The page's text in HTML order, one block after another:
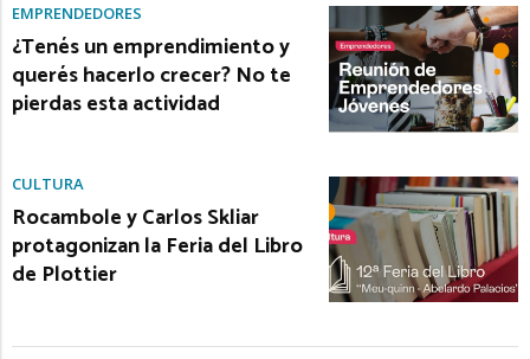
EMPRENDEDORES
¿Tenés un emprendimiento y
querés hacerlo crecer? No te
pierdas esta actividad
CULTURA
Rocambole y Carlos Skliar
protagonizan la Feria del Libro
de Plottier